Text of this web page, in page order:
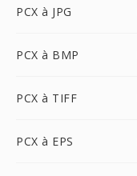
PCX à JPG
PCX à BMP
PCX à TIFF
PCX à EPS